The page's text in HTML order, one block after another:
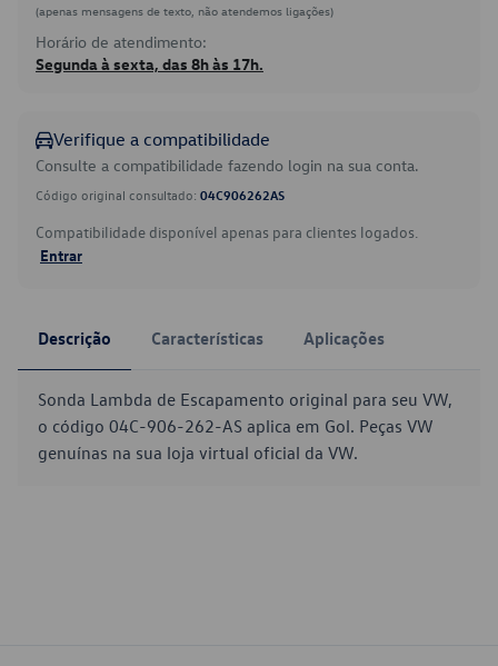
(apenas mensagens de texto, não atendemos ligações)
Horário de atendimento:
Segunda à sexta, das 8h às 17h.
Verifique a compatibilidade
Consulte a compatibilidade fazendo login na sua conta.
Código original consultado: 04C906262AS
Compatibilidade disponível apenas para clientes logados.
Entrar
Descrição Características Aplicações
Sonda Lambda de Escapamento original para seu VW,
o código 04C-906-262-AS aplica em Gol. Peças VW
genuínas na sua loja virtual oficial da VW.